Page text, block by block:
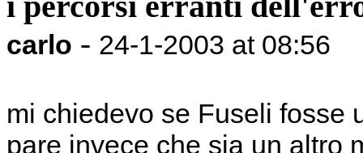
carlo - 24-1-2003 at 08:56
mi chiedevo se Fuseli fosse
pare invece che sia un altro